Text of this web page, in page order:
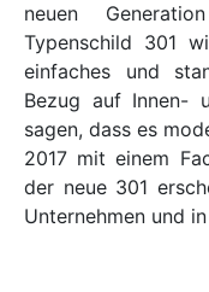
neuen
Typenschild 301
einfaches und
Bezug auf Innen-
sagen, dass es
2017 mit einem
der neue 301
Unternehmen und